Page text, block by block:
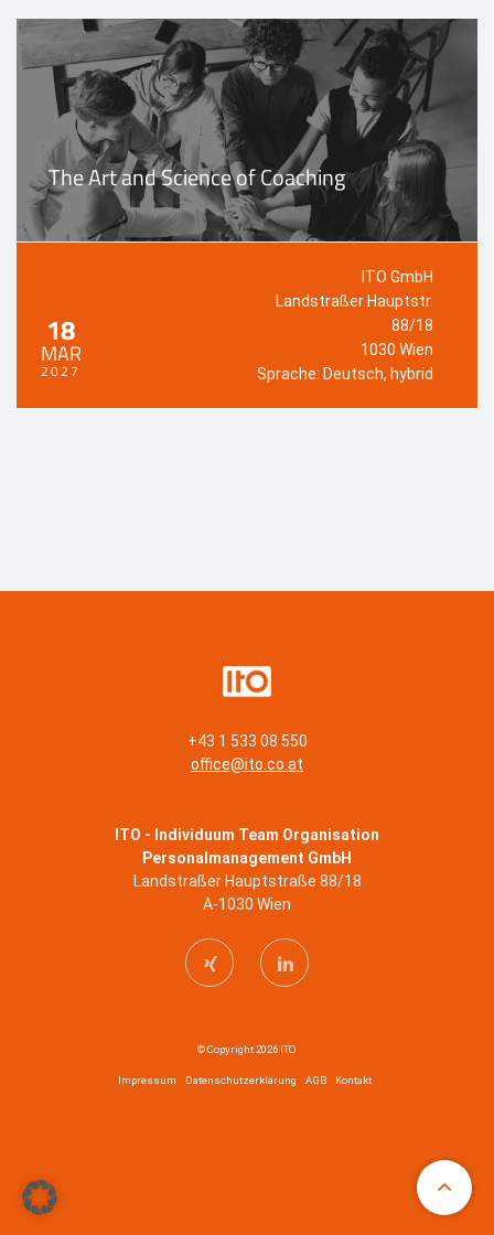
The Art and Science of Coaching
18
MAR
2027
ITO GmbH
Landstraßer Hauptstr.
88/18
1030 Wien
Sprache: Deutsch, hybrid
+43 1 533 08 550
office@ito.co.at
ITO - Individuum Team Organisation
Personalmanagement GmbH
Landstraßer Hauptstraße 88/18
A-1030 Wien
© Copyright 2026 ITO
Impressum Datenschutzerklärung AGB Kontakt